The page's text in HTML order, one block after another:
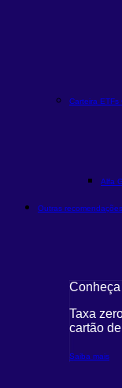
Carteira ETFs
Alfa
Outras recomendações
Taxa
cartão
Saiba mais